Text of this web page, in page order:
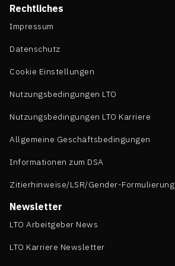
Rechtliches
Impressum
Datenschutz
Cookie Einstellungen
Nutzungsbedingungen LTO
Nutzungsbedingungen LTO Karriere
Allgemeine Geschäftsbedingungen
Informationen zum DSA
Zitierhinweise/LSR/Gender-Formulierung
Newsletter
LTO Arbeitgeber News
LTO Karriere Newsletter